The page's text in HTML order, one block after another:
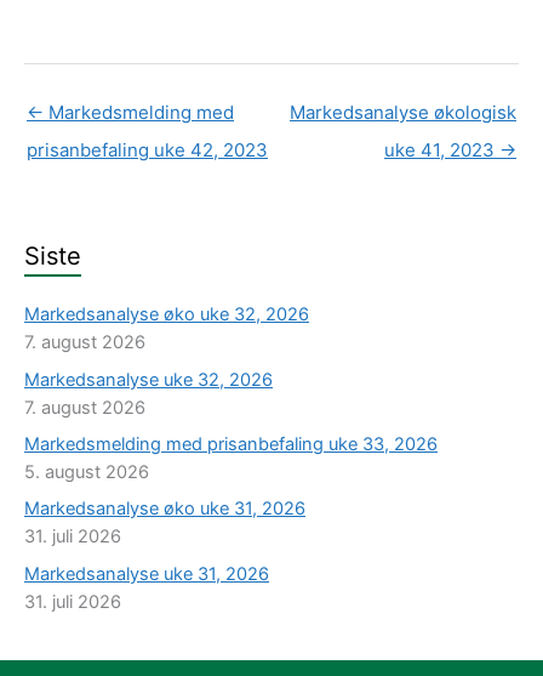
← Markedsmelding med
prisanbefaling uke 42, 2023
Markedsanalyse økologisk
uke 41, 2023 →
Siste
Markedsanalyse øko uke 32, 2026
7. august 2026
Markedsanalyse uke 32, 2026
7. august 2026
Markedsmelding med prisanbefaling uke 33, 2026
5. august 2026
Markedsanalyse øko uke 31, 2026
31. juli 2026
Markedsanalyse uke 31, 2026
31. juli 2026